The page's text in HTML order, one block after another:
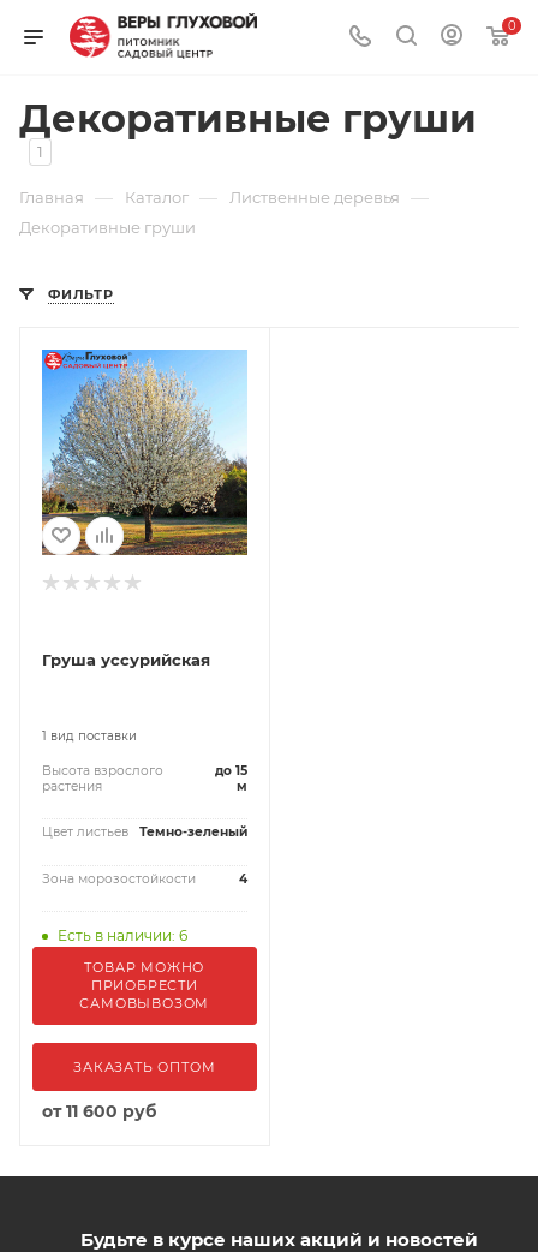
0
Декоративные груши
1
Главная — Каталог — Лиственные деревья —
Декоративные груши
ФИЛЬТР
Груша уссурийская
1 вид поставки
Высота взрослого
растения
до 15
м
Цвет листьев Темно-зеленый
Зона морозостойкости 4
Есть в наличии: 6
ТОВАР МОЖНО
ПРИОБРЕСТИ
САМОВЫВОЗОМ
ЗАКАЗАТЬ ОПТОМ
от11 600 руб
Будьте в курсе наших акций и новостей